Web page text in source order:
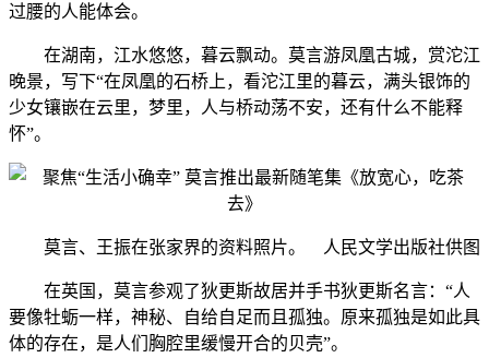
过腰的人能体会。
在湖南，江水悠悠，暮云飘动。莫言游凤凰古城，赏沱江
晚景，写下“在凤凰的石桥上，看沱江里的暮云，满头银饰的
少女镶嵌在云里，梦里，人与桥动荡不安，还有什么不能释
怀”。
莫言、王振在张家界的资料照片。 人民文学出版社供图
在英国，莫言参观了狄更斯故居并手书狄更斯名言：“人
要像牡蛎一样，神秘、自给自足而且孤独。原来孤独是如此具
体的存在，是人们胸腔里缓慢开合的贝壳”。